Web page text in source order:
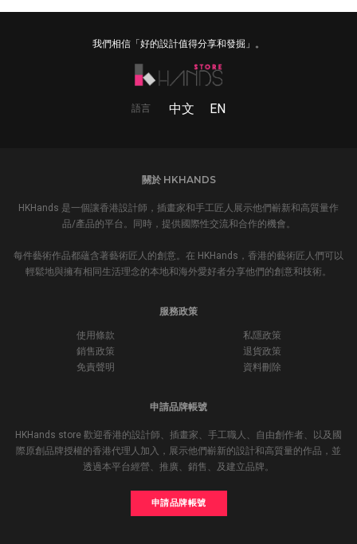
我們相信「好的設計值得分享和發掘」。
語言 中文 EN
關於 HKHANDS
HKHands 是一個讓香港設計師，插畫家和手工匠人展示他們嶄新和高質量作
品/產品的平台。同時，提供國際性交流和合作的機會。
每件藝術作品都蘊含著藝術匠人的創意。在 HKHands，香港的藝術匠人們可以
輕鬆地與擁有相同生活理念的本地和海外愛好者分享他們的創意和技術。
服務政策
使用條款
私隱政策
銷售政策
退貨政策
免責聲明
資料刪除
申請品牌帳號
HKHands store 歡迎香港的設計師、插畫家、手工職人、自由創作者、以及國
際原創品牌授權的香港代理人加入，展示他們嶄新的設計和高質量的作品，並
透過本平台經營、推廣、銷售、及建立品牌。
申請品牌帳號